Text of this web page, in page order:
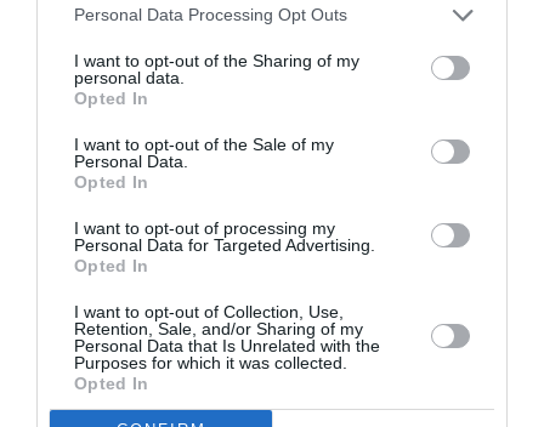
Personal Data Processing Opt Outs
I want to opt-out of the Sharing of my
personal data.
Opted In
I want to opt-out of the Sale of my
Personal Data.
Opted In
I want to opt-out of processing my
Personal Data for Targeted Advertising.
Opted In
I want to opt-out of Collection, Use,
Retention, Sale, and/or Sharing of my
Personal Data that Is Unrelated with the
Purposes for which it was collected.
Opted In
Aucun commentaire !
LAISSER UN COMMENTAIRE
Appel aux lecteurs !
développement !